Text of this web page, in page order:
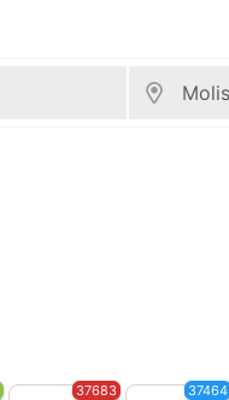
37683 37464